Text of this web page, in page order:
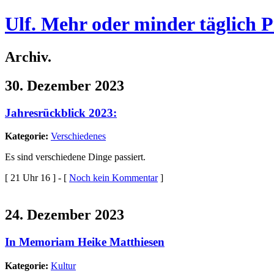
Ulf. Mehr oder minder täglich
Archiv.
30. Dezember 2023
Jahresrückblick 2023:
Kategorie: Verschiedenes
Es sind verschiedene Dinge passiert.
[ 21 Uhr 16 ] - [ Noch kein Kommentar]
24. Dezember 2023
In Memoriam Heike Matthiesen
Kategorie: Kultur